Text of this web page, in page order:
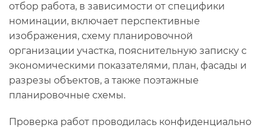
отбор работа, в зависимости от специфики
номинации, включает перспективные
изображения, схему планировочной
организации участка, пояснительную записку с
экономическими показателями, план, фасады и
разрезы объектов, а также поэтажные
планировочные схемы.
Проверка работ проводилась конфиденциально